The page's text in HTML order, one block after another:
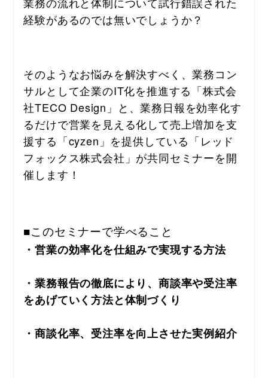
経験があるのでは無いでしょうか？
そのようなお悩みを解決すべく、業務コン
サルとして企業のIT化を推進する「株式会
社TECO Design」と、業務日報を効率化す
るだけで営業を見える化して売上増加を支
援する「cyzen」を提供している「レッド
フォックス株式会社」が共同セミナーを開
催します！
■このセミナーで学べること
・営業の効率化を仕組みで実現する方法
・業務報告の徹底により、商談率や受注率
をあげていく方法と体制づくり
・商談化率、受注率を向上させた実例紹介